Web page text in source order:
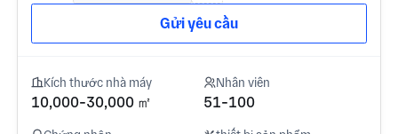
Gửi yêu cầu
Kích thước nhà máy
10,000-30,000 ㎡
Nhân viên
51-100